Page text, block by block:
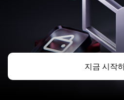
지금 시작